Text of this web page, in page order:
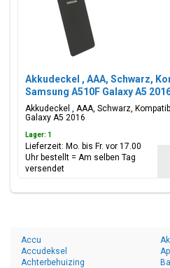
Akkudeckel , AAA, Schwarz,
Samsung A510F Galaxy A5
Akkudeckel , AAA, Schwarz,
Galaxy A5 2016
Lager: 1
Lieferzeit: Mo. bis Fr. vor 17.00
Uhr bestellt = Am selben Tag
versendet
Accu
Accudeksel
Achterbehuizing